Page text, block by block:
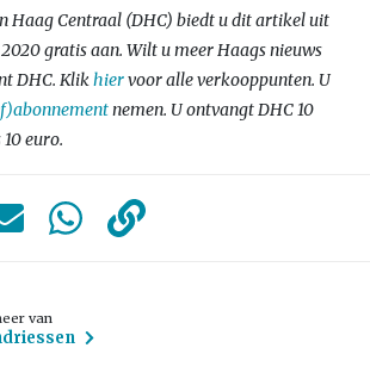
Haag Centraal (DHC) biedt u dit artikel uit
gratis aan. Wilt u meer Haags nieuws
DHC. Klikhiervoor alle verkooppunten. U
nemen. U ontvangt DHC 10
euro.
van